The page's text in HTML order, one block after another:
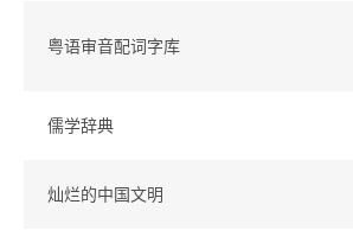
粤语审音配词字库
儒学辞典
灿烂的中国文明